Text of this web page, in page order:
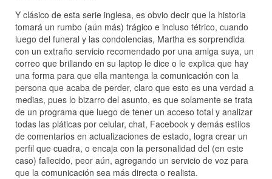
Y clásico de esta serie inglesa, es obvio decir que la historia
tomará un rumbo (aún más) trágico e incluso tétrico, cuando
luego del funeral y las condolencias, Martha es sorprendida
con un extraño servicio recomendado por una amiga suya, un
correo que brillando en su laptop le dice o le explica que hay
una forma para que ella mantenga la comunicación con la
persona que acaba de perder, claro que esto es una verdad a
medias, pues lo bizarro del asunto, es que solamente se trata
de un programa que luego de tener un acceso total y analizar
todas las pláticas por celular, chat, Facebook y demás estilos
de comentarios en actualizaciones de estado, logra crear un
perfil que cuadra, o encaja con la personalidad del (en este
caso) fallecido, peor aún, agregando un servicio de voz para
que la comunicación sea más directa o realista.